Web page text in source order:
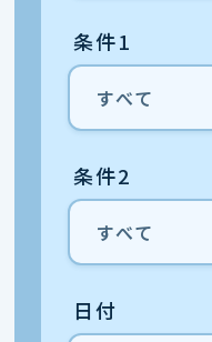
条件1
条件2
日付